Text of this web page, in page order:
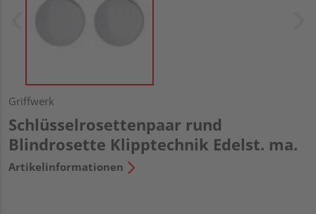
Griffwerk
Schlüsselrosettenpaar rund
Blindrosette Klipptechnik Edelst. ma.
Artikelinformationen